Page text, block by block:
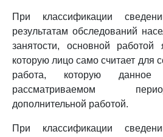
При классификации
результатам обследований
занятости, основной работой
которую лицо само считает для
работа, которую
рассматриваемом
дополнительной работой.
При классификации